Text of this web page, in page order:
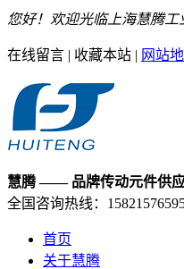
您好！欢迎光临上海慧腾工
在线留言 | 收藏本站 | 网站
慧腾—— 品牌传动元件供
全国咨询热线：
首页
关于慧腾